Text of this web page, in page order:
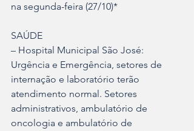
na segunda-feira (27/10)*
SAÚDE
– Hospital Municipal São José:
Urgência e Emergência, setores de
internação e laboratório terão
atendimento normal. Setores
administrativos, ambulatório de
oncologia e ambulatório de